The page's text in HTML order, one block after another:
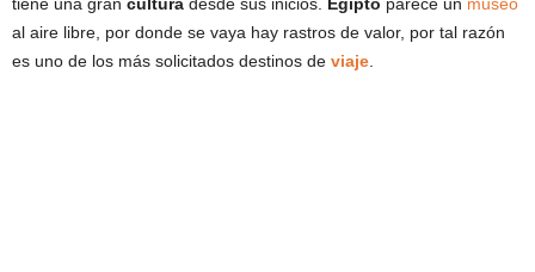
al aire libre, por donde se vaya hay rastros de valor, por tal razón
es uno de los más solicitados destinos de viaje